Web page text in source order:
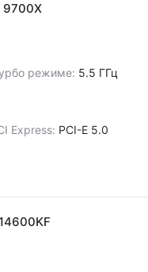
9700X
режиме: 5.5 ГГц
Express: PCI-E 5.0